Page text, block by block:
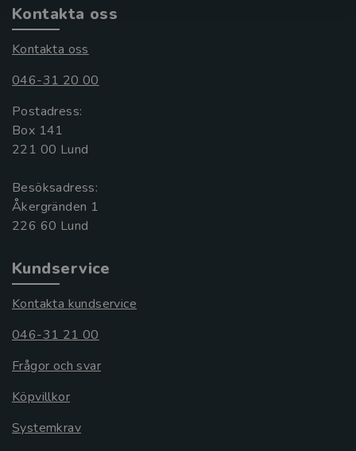
Kontakta oss
Kontakta oss
046-31 20 00
Postadress:
Box 141
221 00 Lund
Besöksadress:
Åkergränden 1
Kundservice
Kontakta kundservice
046-31 21 00
Frågor och svar
Köpvillkor
Systemkrav